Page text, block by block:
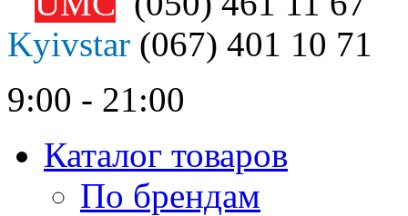
Kyivstar (067) 401 10 71
9:00 - 21:00
Каталог товаров
По брендам